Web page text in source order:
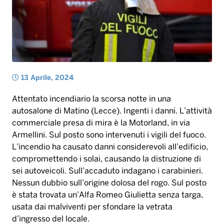
13 Aprile, 2024
Attentato incendiario la scorsa notte in una
autosalone di Matino (Lecce). Ingenti i danni. L’attività
commerciale presa di mira è la Motorland, in via
Armellini. Sul posto sono intervenuti i vigili del fuoco.
L’incendio ha causato danni considerevoli all’edificio,
compromettendo i solai, causando la distruzione di
sei autoveicoli. Sull’accaduto indagano i carabinieri.
Nessun dubbio sull’origine dolosa del rogo. Sul posto
è stata trovata un’Alfa Romeo Giulietta senza targa,
usata dai malviventi per sfondare la vetrata
d’ingresso del locale.